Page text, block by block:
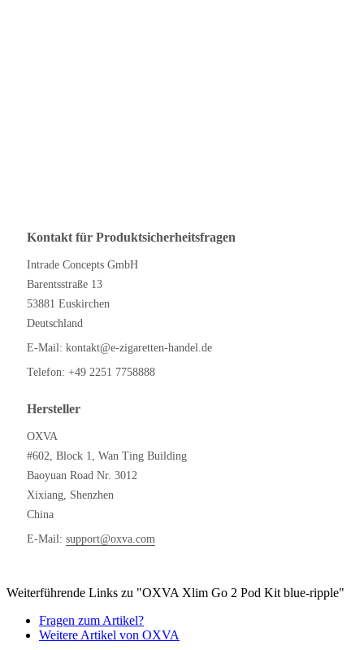
Kontakt für Produktsicherheitsfragen
Intrade Concepts GmbH
Barentsstraße 13
53881 Euskirchen
Deutschland
E-Mail: kontakt@e-zigaretten-handel.de
Telefon: +49 2251 7758888
Hersteller
OXVA
#602, Block 1, Wan Ting Building
Baoyuan Road Nr. 3012
Xixiang, Shenzhen
China
E-Mail: support@oxva.com
Weiterführende Links zu "OXVA Xlim Go 2 Pod Kit blue-ripple"
Fragen zum Artikel?
Weitere Artikel von OXVA